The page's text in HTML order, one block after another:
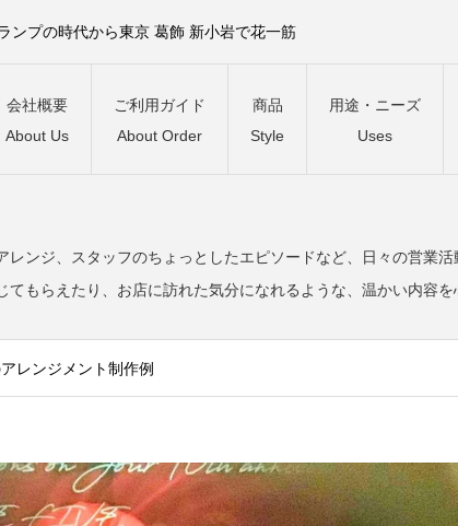
ンプの時代から東京 葛飾 新小岩で花一筋
会社概要
About Us
ご利用ガイド
About Order
商品
Style
用途・ニーズ
Uses
ンジ、スタッフのちょっとしたエピソードなど、日々の営業活
てもらえたり、お店に訪れた気分になれるような、温かい内容
レンジメント制作例